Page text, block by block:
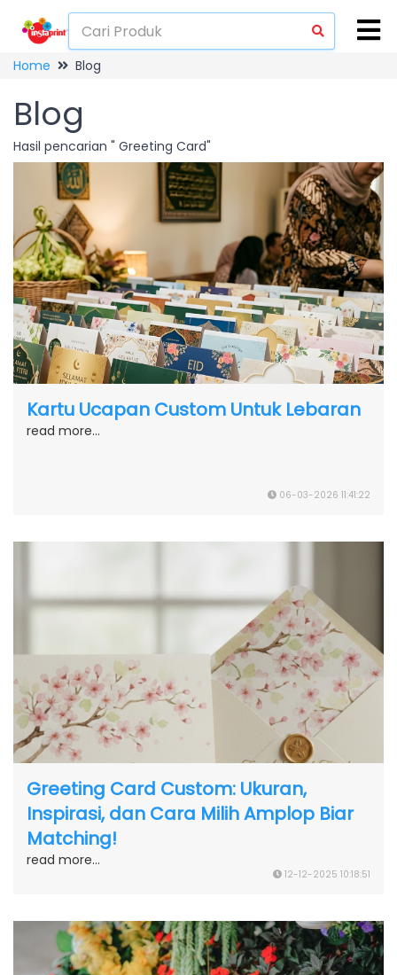
Home Blog
Blog
Hasil pencarian " Greeting Card"
Kartu Ucapan Custom Untuk Lebaran
read more...
06-03-2026 11:41:22
Greeting Card Custom: Ukuran,
Inspirasi, dan Cara Milih Amplop Biar
Matching!
read more...
12-12-2025 10:18:51